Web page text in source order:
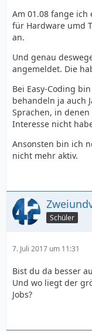
Am 01.08 fange ich
für Hardware umd
an.
Und genau
angemeldet. Die
Bei Easy-Coding
behandeln ja auch
Sprachen, in
Interesse nicht
Ansonsten bin ich
nicht mehr aktiv.
Schüler
7. Juli 2017 um 11:31
Bist du da besser
Und wo liegt der
Jobs?